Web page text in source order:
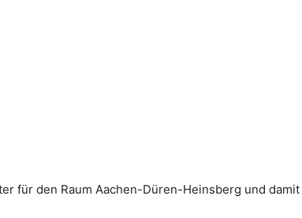
für den Raum Aachen-Düren-Heinsberg und